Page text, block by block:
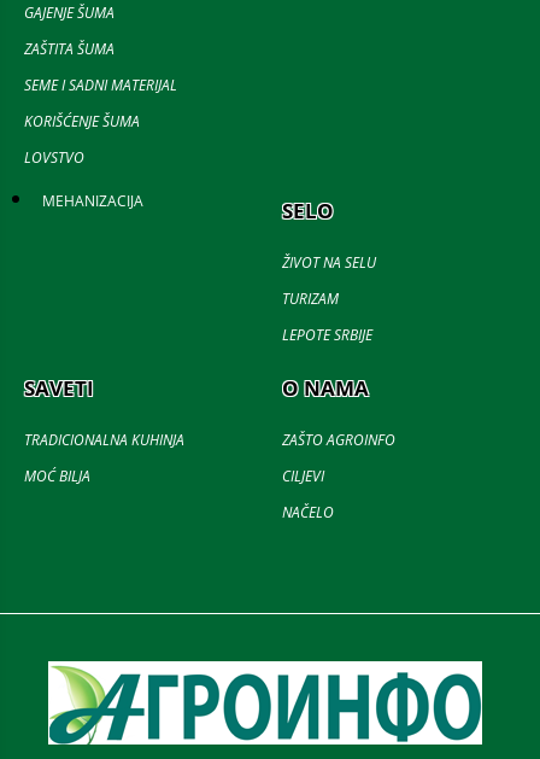
GAJENJE ŠUMA
ZAŠTITA ŠUMA
SEME I SADNI MATERIJAL
KORIŠĆENJE ŠUMA
LOVSTVO
MEHANIZACIJA SELO
ŽIVOT NA SELU
TURIZAM
LEPOTE SRBIJE
SAVETI
TRADICIONALNA KUHINJA
MOĆ BILJA
O NAMA
ZAŠTO AGROINFO
CILJEVI
NAČELO